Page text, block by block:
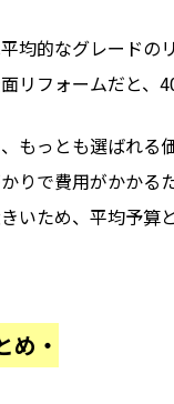
均的なグレードの
リフォームだと、
もっとも選ばれる
りで費用がかかる
いため、平均予算
め・